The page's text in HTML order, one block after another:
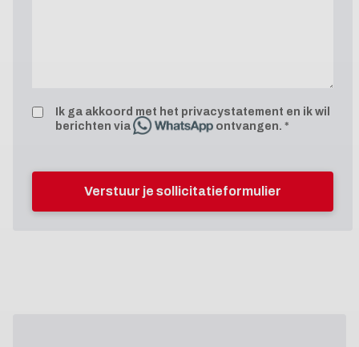
Ik ga akkoord met het privacystatement en ik wil
berichten via
ontvangen.
Verstuur je sollicitatieformulier